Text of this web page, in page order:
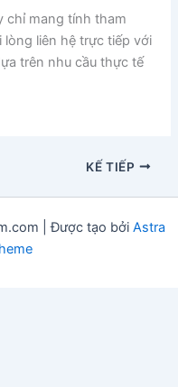
chỉ mang tính tham
liên hệ trực tiếp với
trên nhu cầu thực tế
KẾ TIẾP
| Được tạo bởi Astra